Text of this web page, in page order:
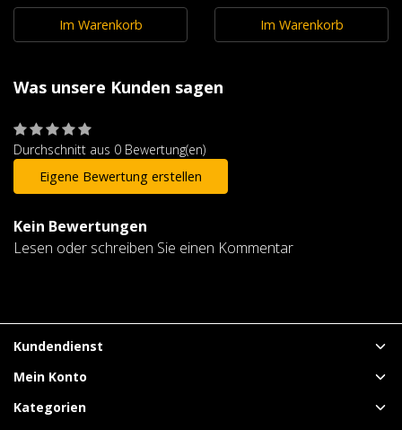
Im Warenkorb Im Warenkorb
Was unsere Kunden sagen
Durchschnitt aus 0 Bewertung(en)
Eigene Bewertung erstellen
Kein Bewertungen
Lesen oder schreiben Sie einen Kommentar
Kundendienst
Mein Konto
Kategorien